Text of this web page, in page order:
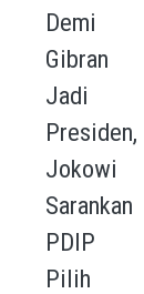
Demi
Gibran
Jadi
Presiden,
Jokowi
Sarankan
PDIP
Pilih